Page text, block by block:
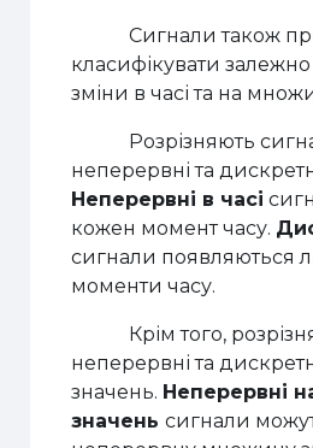
Сигнали також
класифікувати залежно
зміни в часі та на
Розрізняють
неперервні та
Неперервні в часі
кожен момент часу.
сигнали появляються
моменти часу.
Крім того,
неперервні та
значень. Неперервні
значеньсигнали